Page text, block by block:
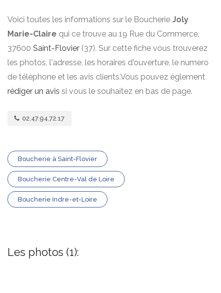
Voici toutes les informations sur le Boucherie Joly
Marie-Claire qui ce trouve au 19 Rue du Commerce,
37600 Saint-Flovier (37). Sur cette fiche vous trouverez
les photos, l'adresse, les horaires d'ouverture, le numero
de téléphone et les avis clients.Vous pouvez églement
rédiger un avis si vous le souhaitez en bas de page.
02.47.94.72.17
Boucherie à Saint-Flovier
Boucherie Centre-Val de Loire
Boucherie Indre-et-Loire
Les photos (1):